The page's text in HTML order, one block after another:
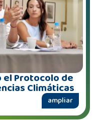
Protocolo de
Climáticas
ampliar